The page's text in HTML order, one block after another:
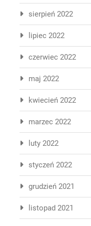
sierpień 2022
lipiec 2022
czerwiec 2022
maj 2022
kwiecień 2022
marzec 2022
luty 2022
styczeń 2022
grudzień 2021
listopad 2021